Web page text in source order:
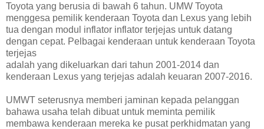
Toyota yang berusia di bawah 6 tahun. UMW Toyota
menggesa pemilik kenderaan Toyota dan Lexus yang lebih
tua dengan modul inflator inflator terjejas untuk datang
dengan cepat. Pelbagai kenderaan untuk kenderaan Toyota
terjejas
adalah yang dikeluarkan dari tahun 2001-2014 dan
kenderaan Lexus yang terjejas adalah keuaran 2007-2016.
UMWT seterusnya memberi jaminan kepada pelanggan
bahawa usaha telah dibuat untuk meminta pemilik
membawa kenderaan mereka ke pusat perkhidmatan yang